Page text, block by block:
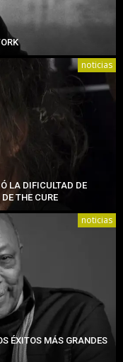
noticias
LA DIFICULTAD DE
THE CURE
noticias
ÉXITOS MÁS GRANDES